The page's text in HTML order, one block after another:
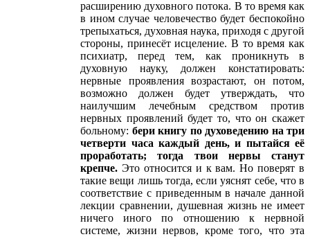
расширению духовного потока. В то время как
в ином случае человечество будет беспокойно
трепыхаться, духовная наука, приходя с другой
стороны, принесёт исцеление. В то время как
психиатр, перед тем, как проникнуть в
духовную науку, должен констатировать:
нервные проявления возрастают, он потом,
возможно должен будет утверждать, что
наилучшим лечебным средством против
нервных проявлений будет то, что он скажет
больному: бери книгу по духоведению на три
четверти часа каждый день, и пытайся её
проработать; тогда твои нервы станут
крепче. Это относится и к вам. Но поверят в
такие вещи лишь тогда, если уяснят себе, что в
соответствие с приведенным в начале данной
лекции сравнении, душевная жизнь не имеет
ничего иного по отношению к нервной
системе, жизни нервов, кроме того, что эта